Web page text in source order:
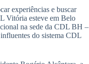
experiências e buscar
Vitória esteve em Belo
na sede da CDL BH –
do sistema CDL